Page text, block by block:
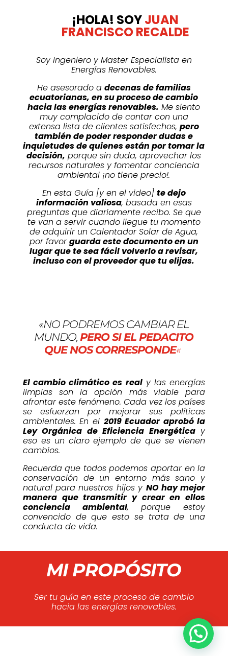
¡HOLA! SOYJUAN
FRANCISCO RECALDE
Soy Ingeniero y Master Especialista en
Energías Renovables.
He asesorado a decenas de familias
ecuatorianas, en su proceso de cambio
hacia las energías renovables. Me siento
muy complacido de contar con una
extensa lista de clientes satisfechos, pero
también de poder responder dudas e
inquietudes de quienes están por tomar la
decisión, porque sin duda, aprovechar los
recursos naturales y fomentar conciencia
ambiental ¡no tiene precio!.
En esta Guía [y en el video] te dejo
información valiosa, basada en esas
preguntas que diariamente recibo. Se que
te van a servir cuando llegue tu momento
de adquirir un Calentador Solar de Agua,
por favor guarda este documento en un
lugar que te sea fácil volverlo a revisar,
incluso con el proveedor que tu elijas.
«NO PODREMOS CAMBIAR EL
MUNDO, PEROSI EL PEDACITO
QUE NOS CORRESPONDE«
El cambio climático es realy las energías
limpias son la opción más viable para
afrontar este fenómeno. Cada vez los países
se esfuerzan por mejorar sus políticas
ambientales. En el 2019 Ecuador aprobó la
Ley Orgánica de Eficiencia Energéticay
eso es un claro ejemplo de que se vienen
cambios.
Recuerda que todos podemos aportar en la
conservación de un entorno más sano y
natural para nuestros hijos y NO hay mejor
manera que transmitir y crear en ellos
conciencia ambiental, porque estoy
convencido de que esto se trata de una
conducta de vida.
MI PROPÓSITO
Ser tu guía en este proceso de cambio
hacia las energías renovables.